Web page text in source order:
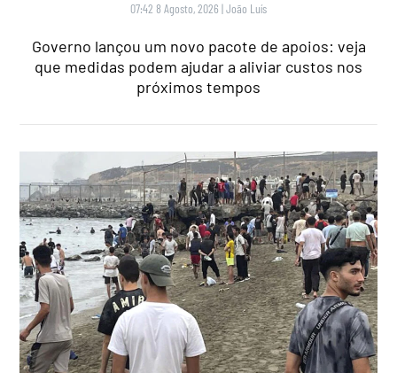
07:42 8 Agosto, 2026 |João Luís
Governo lançou um novo pacote de apoios: veja
que medidas podem ajudar a aliviar custos nos
próximos tempos